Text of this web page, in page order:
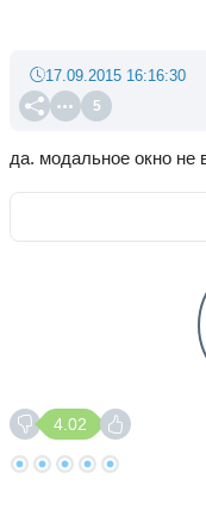
5
17.09.2015 16:16:30
да. модальное окно не
4.02